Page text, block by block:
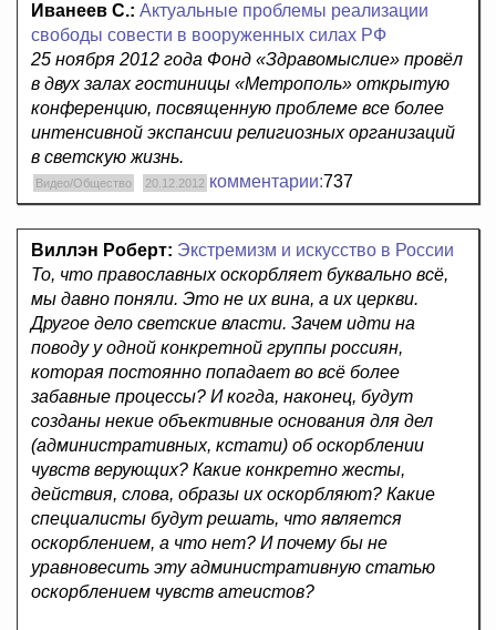
Иванеев С.: Актуальные проблемы реализации
свободы совести в вооруженных силах РФ
25 ноября 2012 года Фонд «Здравомыслие» провёл
в двух залах гостиницы «Метрополь» открытую
конференцию, посвященную проблеме все более
интенсивной экспансии религиозных организаций
в светскую жизнь.
Видео/Общество 20.12.2012 комментарии:737
Виллэн Роберт: Экстремизм и искусство в России
То, что православных оскорбляет буквально всё,
мы давно поняли. Это не их вина, а их церкви.
Другое дело светские власти. Зачем идти на
поводу у одной конкретной группы россиян,
которая постоянно попадает во всё более
забавные процессы? И когда, наконец, будут
созданы некие объективные основания для дел
(административных, кстати) об оскорблении
чувств верующих? Какие конкретно жесты,
действия, слова, образы их оскорбляют? Какие
специалисты будут решать, что является
оскорблением, а что нет? И почему бы не
уравновесить эту административную статью
оскорблением чувств атеистов?